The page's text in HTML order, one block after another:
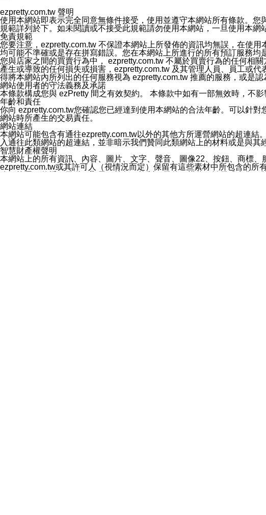
您同意本公司網站，透過您所提供的郵件地址與您取得聯絡並傳送或
停止接收這些資料或電子郵件。
十五、訊息通知
本公司/本服務將以通知型訊息傳送重要訊息給您。即使未加入本公司/
本公司/本服務傳送之通知型訊息以對您有效且重要的訊息為限，以廣
1.LINE 帳號設定的電話號碼與本公司/本服務所傳來的電話號碼比對相
2.該 LINE 帳號已在 LINE APP 設定中，同意接收通知型訊息。
3.LINE 帳號未封鎖傳送訊息之 LINE 官方帳號。
欲變更通知型訊息的設定，操作如下：
1.點選「主頁」＞「設定」
2.點選「隱私設定」
3.點選「提供使用資料」
4.點選「LINE通知型訊息」
5.開關「接收LINE通知型訊息」
❗️關閉「接收通知型訊息」後，將不會接收到來自任何企業官方帳號或
ezpretty.com.tw 聲明
使用本網站即表示完全同意無條件接受，使用並遵守本網站所有條款。
規範詳列於下。如未閱讀或不接受此規範請勿使用本網站，一旦使用本
免責規範
您要注意，ezpretty.com.tw 不保證本網站上所發佈的資訊均無誤，在使
均可能不準確或是存在拼寫錯誤。您在本網站上所進行的所有預訂服務
您與店家之間的買賣行為中， ezpretty.com.tw 不屬於買賣行為的任何相
產生或導致的任何損失或損害，ezpretty.com.tw 及其管理人員、員工或
得將本網站內所列出的任何服務視為 ezpretty.com.tw 推薦的服務，或是
網站使用者的守法義務及承諾
本條款構成您與 ezPretty 間之有效契約。 本條款中如有一部無效時，不
年齡和責任
你向 ezpretty.com.tw您確認您已經達到使用本網站的合法年齡。可以針
網站時所產生的交易責任。
網站連結
本網站可能包含有通往ezpretty.com.tw以外的其他方所運營網站的超連
入通往此類網站的超連結，並非暗示我們贊同此類網站上的材料或是與其
智慧財產權聲明
本網站上的所有資訊、內容、圖片、文字、聲音、圖像22、按鈕、商標
ezpretty.com.tw或其許可人（視情況而定）保留有這些素材中所包含的